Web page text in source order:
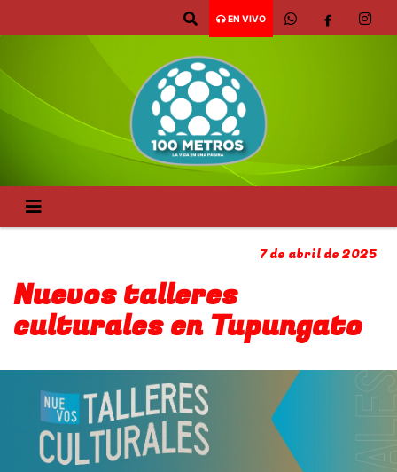
EN VIVO
7 de abril de 2025
Nuevos talleres
culturales en Tupungato